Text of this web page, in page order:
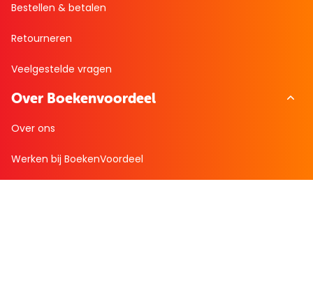
Bestellen & betalen
Retourneren
Veelgestelde vragen
Over Boekenvoordeel
Over ons
Werken bij BoekenVoordeel